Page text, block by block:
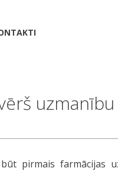
pirmais farmācijas